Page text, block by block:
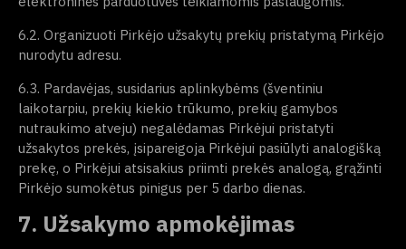
6.2. Organizuoti Pirkėjo užsakytų prekių pristatymą Pirkėjo
nurodytu adresu.
6.3. Pardavėjas, susidarius aplinkybėms (šventiniu
laikotarpiu, prekių kiekio trūkumo, prekių gamybos
nutraukimo atveju) negalėdamas Pirkėjui pristatyti
užsakytos prekės, įsipareigoja Pirkėjui pasiūlyti analogišką
prekę, o Pirkėjui atsisakius priimti prekės analogą, grąžinti
Pirkėjo sumokėtus pinigus per 5 darbo dienas.
7. Užsakymo apmokėjimas